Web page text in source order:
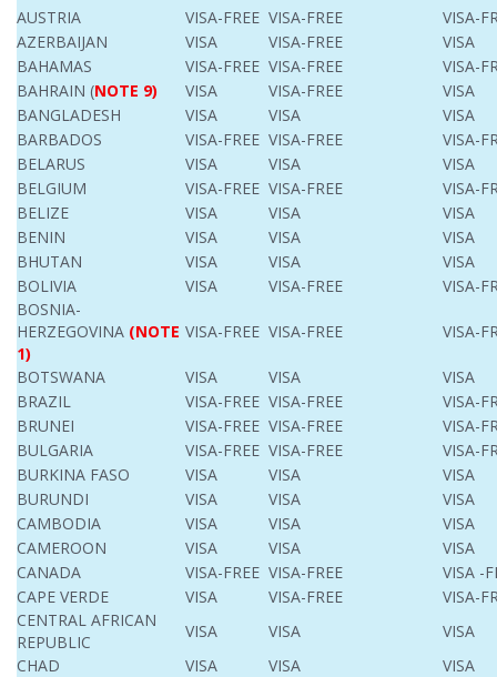
AUSTRIA
VISA-FREE VISA-FREE
VISA-
AZERBAIJAN
VISA VISA-FREE
VISA
BAHAMAS
VISA-FREE VISA-FREE
VISA-
BAHRAIN (NOTE 9) VISA VISA-FREE
VISA
BANGLADESH
VISA VISA
VISA
BARBADOS
VISA-FREE VISA-FREE
VISA-
BELARUS
VISA VISA
VISA
BELGIUM
VISA-FREE VISA-FREE
VISA-
BELIZE
VISA VISA
VISA
BENIN
VISA VISA
VISA
BHUTAN
VISA VISA
VISA
BOLIVIA
VISA VISA-FREE
VISA-
BOSNIA-
HERZEGOVINA (NOTE
1)
VISA-FREE VISA-FREE VISA-
BOTSWANA VISA VISA
VISA
BRAZIL
VISA-FREE VISA-FREE
VISA-
BRUNEI
VISA-FREE VISA-FREE
VISA-
BULGARIA
VISA-FREE VISA-FREE
VISA-
BURKINA FASO
VISA VISA
VISA
BURUNDI
VISA VISA
VISA
CAMBODIA
VISA VISA
VISA
CAMEROON
VISA VISA
VISA
CANADA
VISA-FREE VISA-FREE
VISA -
CAPE VERDE
VISA VISA-FREE
VISA-
CENTRAL AFRICAN
REPUBLIC
VISA VISA
VISA
CHAD
VISA VISA
VISA